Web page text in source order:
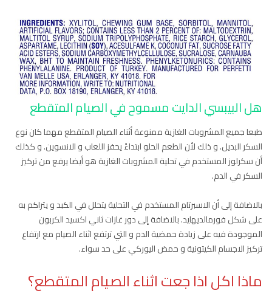
هل البيبسي الدايت مسموح في الصيام المتقطع
طبعا جميع المشروبات الغازية ممنوعة أثناء الصيام المتقطع مهما كان نوع
السكر البديل. و ذلك لأن الطعم الحلو ابتداءً يحفز اللعاب و الانسوين. و كذلك
أن سكرلوز المستخدم في تحلية المشروبات الغازية هو أيضا يرفع من تركيز
السكر في الدم.
بالاضافة إلى أن الاسبرتام المستخدم في التحلية يتحلل في الكبد و يتراكم به
على شكل فورمالديهايد. بالاضافة إلى دور غازات ثاني اكسيد الكربون
الموجودة فيه على زيادة حمضية الدم و التي ترتفع اثناء الصيام مع ارتفاع
تركيز الاجسام الكيتونية و حمض اليوركي على حد سواء.
ماذا اكل اذا جعت اثناء الصيام المتقطع؟